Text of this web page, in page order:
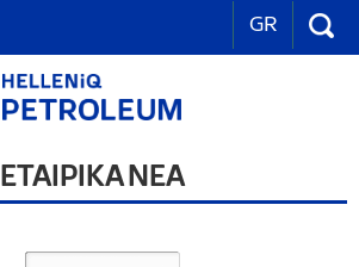
GR
ΕΤΑΙΡΙΚΑ ΝΕΑ